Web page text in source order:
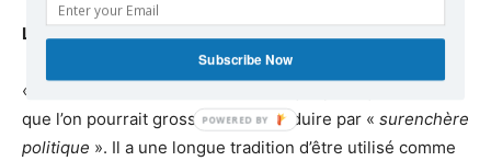
La politique de «
«
que l’on pourrait grossièrement traduire par « surenchère
politique ». Il a une longue tradition d’être utilisé comme
Subscribe Now